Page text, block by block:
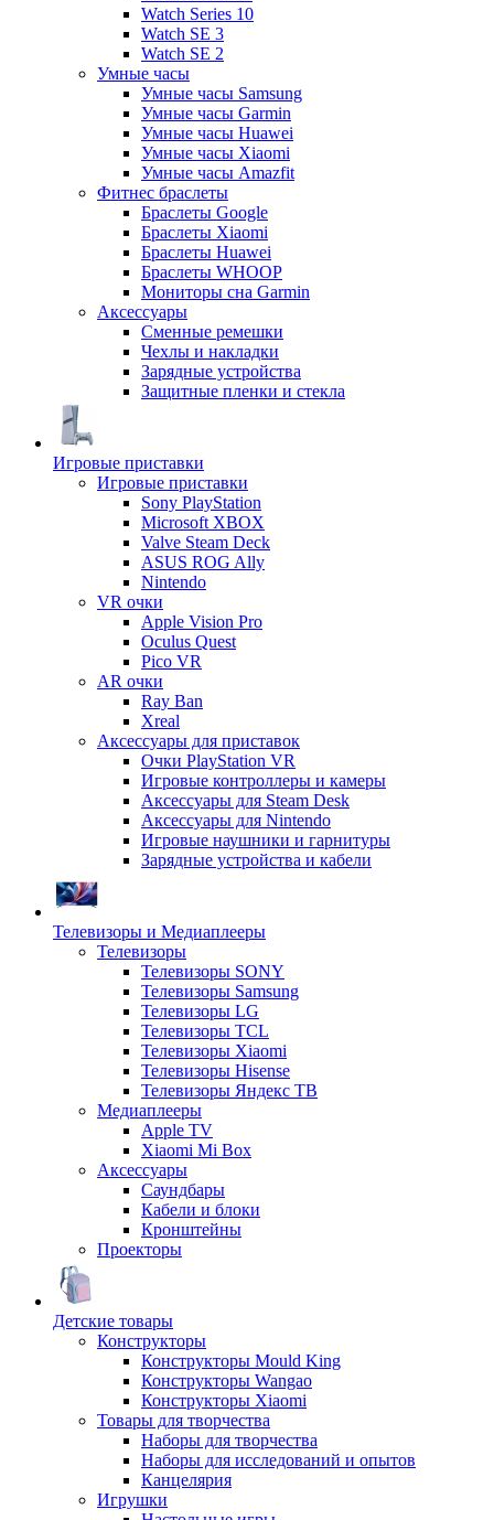
Watch Series 10
Watch SE 3
Watch SE 2
Умные часы
Умные часы Samsung
Умные часы Garmin
Умные часы Huawei
Умные часы Xiaomi
Умные часы Amazfit
Фитнес браслеты
Браслеты Google
Браслеты Xiaomi
Браслеты Huawei
Браслеты WHOOP
Мониторы сна Garmin
Аксессуары
Сменные ремешки
Чехлы и накладки
Зарядные устройства
Защитные пленки и стекла
Игровые приставки
Игровые приставки
Sony PlayStation
Microsoft XBOX
Valve Steam Deck
ASUS ROG Ally
Nintendo
VR очки
Apple Vision Pro
Oculus Quest
Pico VR
AR очки
Ray Ban
Xreal
Аксессуары для приставок
Очки PlayStation VR
Игровые контроллеры и камеры
Аксессуары для Steam Desk
Аксессуары для Nintendo
Игровые наушники и гарнитуры
Зарядные устройства и кабели
Телевизоры и Медиаплееры
Телевизоры
Телевизоры SONY
Телевизоры Samsung
Телевизоры LG
Телевизоры TCL
Телевизоры Xiaomi
Телевизоры Hisense
Телевизоры Яндекс ТВ
Медиаплееры
Apple TV
Xiaomi Mi Box
Аксессуары
Саундбары
Кабели и блоки
Кронштейны
Проекторы
Детские товары
Конструкторы
Конструкторы Mould King
Конструкторы Wangao
Конструкторы Xiaomi
Товары для творчества
Наборы для творчества
Наборы для исследований и опытов
Канцелярия
Игрушки